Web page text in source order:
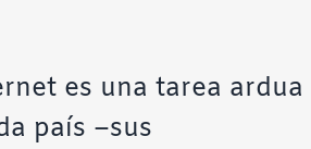
es una tarea ardua
país –sus